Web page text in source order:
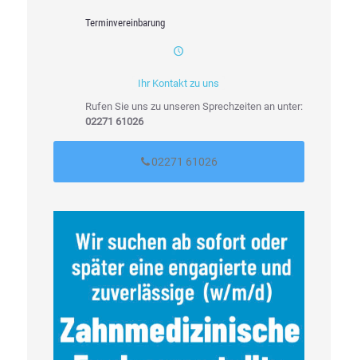
Terminvereinbarung
Ihr Kontakt zu uns
Rufen Sie uns zu unseren Sprechzeiten an unter:
02271 61026
02271 61026